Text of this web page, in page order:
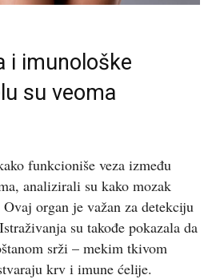
i imunološke
su veoma
funkcioniše veza između
analizirali su kako mozak
organ je važan za detekciju
su takođe pokazala da
srži – mekim tkivom
krv i imune ćelije.